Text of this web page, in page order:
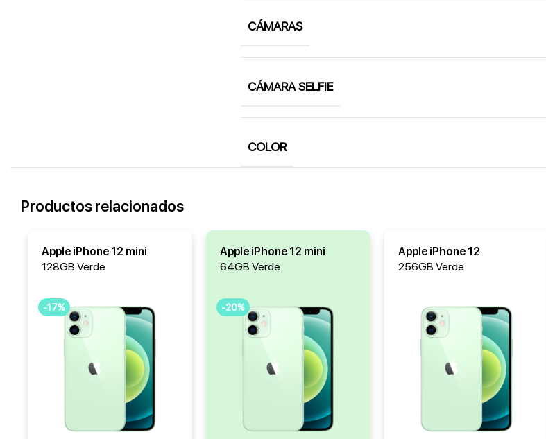
CÁMARAS
CÁMARA SELFIE
COLOR
Productos relacionados
Apple iPhone 12 mini
128GB Verde
-17%
Apple iPhone 12 mini
64GB Verde
-20%
Apple iPhone 12
256GB Verde